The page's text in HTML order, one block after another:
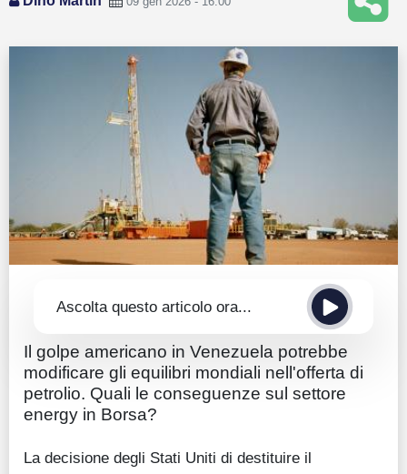
Guru Monitor
Stagionalità
Ascolta questo articolo ora...
Il golpe americano in Venezuela potrebbe
modificare gli equilibri mondiali nell'offerta di
petrolio. Quali le conseguenze sul settore
energy in Borsa?
La decisione degli Stati Uniti di destituire il